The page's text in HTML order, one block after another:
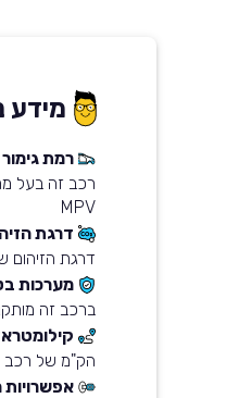
מידע
רמת גימור
רכב זה בעל
MPV
דרגת
דרגת הזיהום של
מערכות
ברכב זה מותקנות 6 מערכות בטיחות
הק"מ של רכב